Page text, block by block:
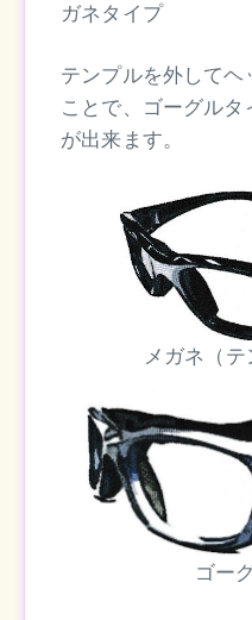
ガネタイプ
テンプルを外してヘ
ことで、ゴーグルタ
が出来ます。
メガネ（
ゴー